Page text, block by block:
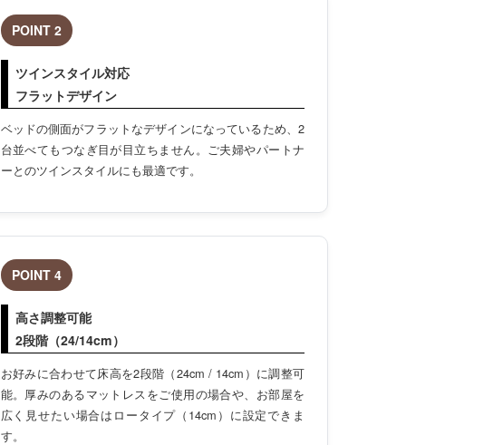
POINT 2
ツインスタイル対応
フラットデザイン
ベッドの側面がフラットなデザインになっているため、2
台並べてもつなぎ目が目立ちません。ご夫婦やパートナ
ーとのツインスタイルにも最適です。
POINT 4
高さ調整可能
2段階（24/14cm）
お好みに合わせて床高を2段階（24cm / 14cm）に調整可
能。厚みのあるマットレスをご使用の場合や、お部屋を
広く見せたい場合はロータイプ（14cm）に設定できま
す。